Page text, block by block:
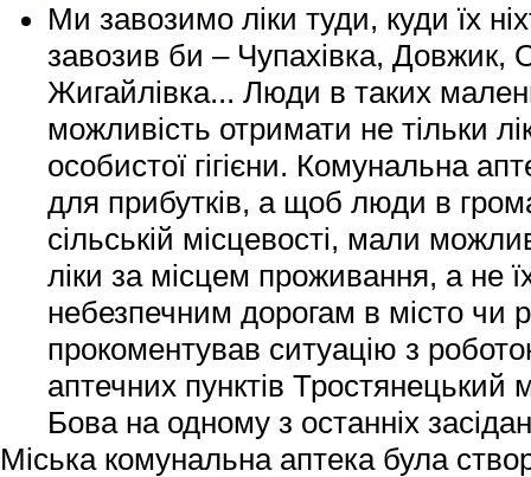
Ми завозимо ліки туди, куди їх
завозив би – Чупахівка, Довжик,
Жигайлівка... Люди в таких
можливість отримати не тільки
особистої гігієни. Комунальна
для прибутків, а щоб люди в
сільській місцевості, мали
ліки за місцем проживання, а не
небезпечним дорогам в місто чи
прокоментував ситуацію з
аптечних пунктів Тростянецький
Бова на одному з останніх
Міська комунальна аптека була